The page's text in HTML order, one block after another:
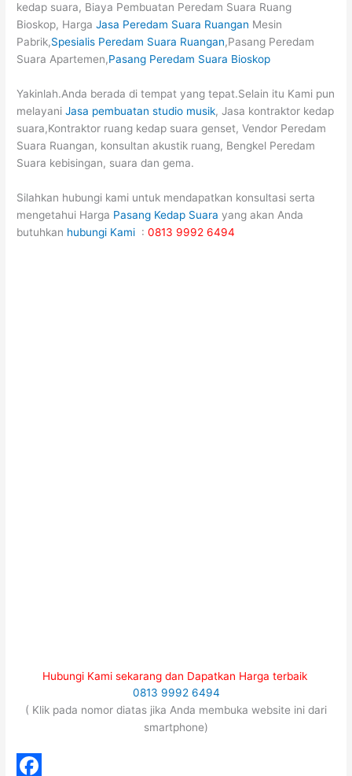
kedap suara, Biaya Pembuatan Peredam Suara Ruang
Bioskop, HargaJasa Peredam Suara Ruangan Mesin
Pabrik,Spesialis Peredam Suara Ruangan,Pasang Peredam
Suara Apartemen,Pasang Peredam Suara Bioskop
Yakinlah.Anda berada di tempat yang tepat.Selain itu Kami pun
melayaniJasa pembuatan studio musik, Jasa kontraktor kedap
suara,Kontraktor ruang kedap suara genset, Vendor Peredam
Suara Ruangan, konsultan akustik ruang, Bengkel Peredam
Suara kebisingan, suara dan gema.
Silahkan hubungi kami untuk mendapatkan konsultasi serta
mengetahui Harga Pasang Kedap Suara yang akan Anda
butuhkan hubungi Kami :0813 9992 6494
Hubungi Kami sekarang dan Dapatkan Harga terbaik
0813 9992 6494
( Klik pada nomor diatas jika Anda membuka website ini dari
smartphone)